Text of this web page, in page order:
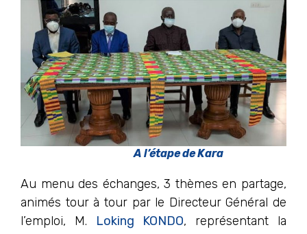
A l’étape de Kara
Au menu des échanges, 3 thèmes en partage,
animés tour à tour par le Directeur Général de
l’emploi, M. Loking KONDO, représentant la